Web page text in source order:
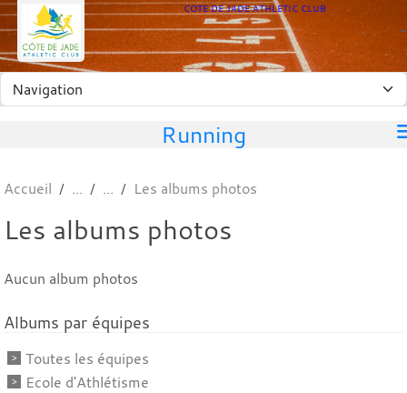
COTE DE JADE ATHLETIC CLUB
Running
Accueil Les albums photos
Les albums photos
Aucun album photos
Albums par équipes
Toutes les équipes
Ecole d'Athlétisme
Panneau de gestion des cookies